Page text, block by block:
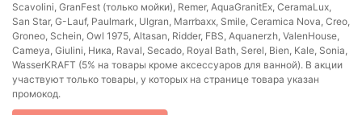
Scavolini, GranFest (только мойки), Remer, AquaGranitEx, CeramaLux,
San Star, G-Lauf, Paulmark, Ulgran, Marrbaxx, Smile, Ceramica Nova, Creo,
Groneo, Schein, Owl 1975, Altasan, Ridder, FBS, Aquanerzh, ValenHouse,
Cameya, Giulini, Ника, Raval, Secado, Royal Bath, Serel, Bien, Kale, Sonia,
WasserKRAFT (5% на товары кроме аксессуаров для ванной). В акции
участвуют только товары, у которых на странице товара указан
промокод.